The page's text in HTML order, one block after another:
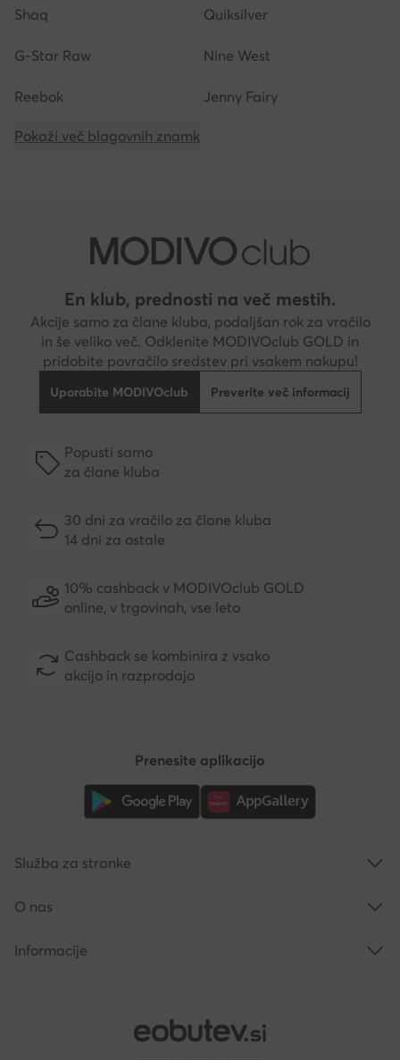
Shaq Quiksilver
G-Star Raw Nine West
Reebok Jenny Fairy
Pokaži več blagovnih znamk
En klub, prednosti na več mestih.
Akcije samo za člane kluba, podaljšan rok za vračilo
in še veliko več. Odklenite MODIVOclub GOLD in
pridobite povračilo sredstev pri vsakem nakupu!
Uporabite MODIVOclub Preverite več informacij
Popusti samo
za člane kluba
30 dni za vračilo za člane kluba
14 dni za ostale
10% cashback v MODIVOclub GOLD
online, v trgovinah, vse leto
Cashback se kombinira z vsako
akcijo in razprodajo
Prenesite aplikacijo
Služba za stranke
O nas
Informacije